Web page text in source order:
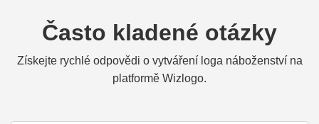
Často kladené otázky
Získejte rychlé odpovědi o vytváření loga náboženství na
platformě Wizlogo.